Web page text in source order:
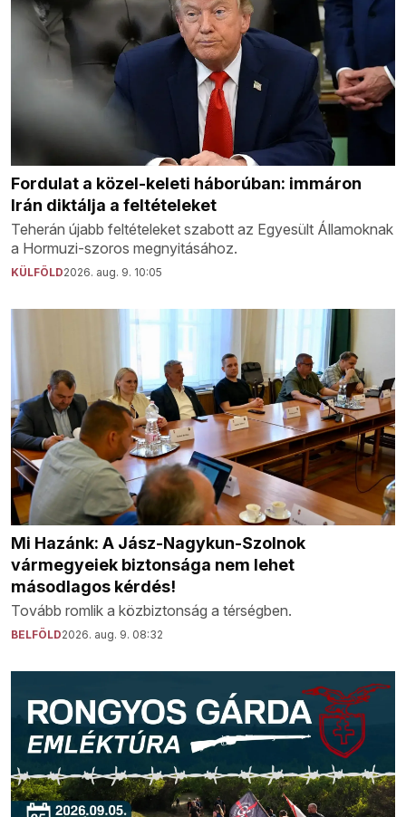
Fordulat a közel-keleti háborúban: immáron
Irán diktálja a feltételeket
Teherán újabb feltételeket szabott az Egyesült Államoknak
a Hormuzi-szoros megnyitásához.
KÜLFÖLD2026. aug. 9. 10:05
Mi Hazánk: A Jász-Nagykun-Szolnok
vármegyeiek biztonsága nem lehet
másodlagos kérdés!
Tovább romlik a közbiztonság a térségben.
BELFÖLD2026. aug. 9. 08:32